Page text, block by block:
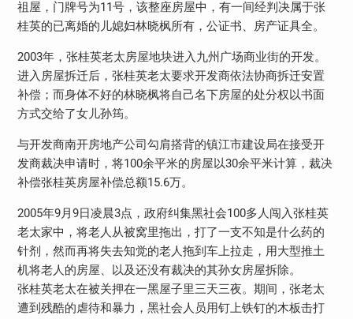
祖屋，门牌号为11号，该整座房屋中，有一间经判决属于张
桂英的已离婚的儿媳妇林晓枫所有，公证书、房产证具全。
2003年，张桂英老太房屋地块进入九州广场商业街的开发。
进入房屋拆迁后，张桂英老太要求开发商依法协商拆迁安置
补偿；而身体不好的林晓枫将自己名下房屋的处分权以书面
方式交给了女儿孙筠。
与开发商南开房地产公司勾肩搭背的镇江市建设局在接受开
发商裁决申请时，将100余平米的房屋以30余平米计算，裁决
补偿张桂英房屋补偿总额15.6万。
2005年9月9日凌晨3点，政府纠集黑社会100多人闯入张桂英
老太家中，将老人从被窝里拖出，打了一支不知是什么药的
针剂，然而再将失去知觉的老人拖到车上拉走，用大型推土
机将老人的房屋、以及还没有裁决的其孙女房屋拆除。
张桂英老太在被关押在一黑屋子里三天三夜。期间，张老太
遭到残酷的虐待和暴力，黑社会人员用钉上铁钉的木板击打